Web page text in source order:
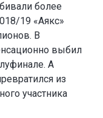
более
19 «Аякс»
В
выбил
А
из
участника